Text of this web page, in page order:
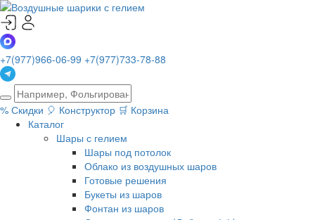
+7(977)966-06-99 +7(977)733-78-88
% Скидки 🎈 Конструктор 🛒 Корзина
Каталог
Шары с гелием
Шары под потолок
Облако из воздушных шаров
Готовые решения
Букеты из шаров
Фонтан из шаров